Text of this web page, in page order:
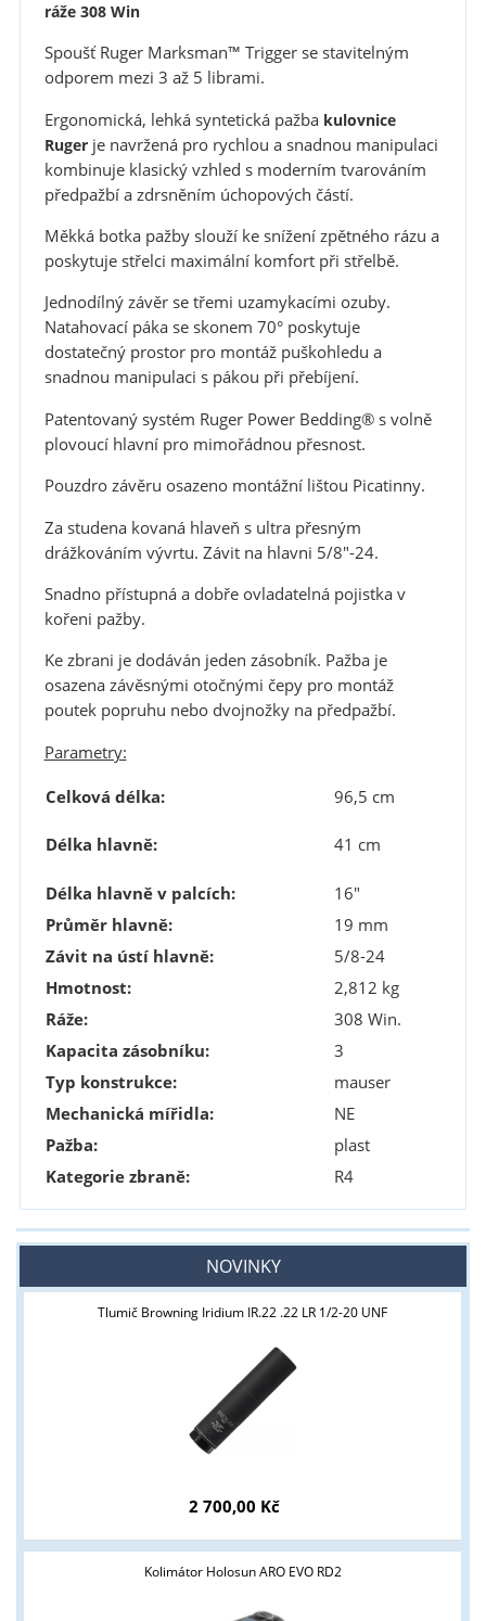
ráže 308 Win
Spoušť Ruger Marksman™ Trigger se stavitelným
odporem mezi 3 až 5 librami.
Ergonomická, lehká syntetická pažbakulovnice
Rugerje navržená pro rychlou a snadnou manipulaci
kombinuje klasický vzhled s moderním tvarováním
předpažbí a zdrsněním úchopových částí.
Měkká botka pažby slouží ke snížení zpětného rázu a
poskytuje střelci maximální komfort při střelbě.
Jednodílný závěr se třemi uzamykacími ozuby.
Natahovací páka se skonem 70° poskytuje
dostatečný prostor pro montáž puškohledu a
snadnou manipulaci s pákou při přebíjení.
Patentovaný systém Ruger Power Bedding® s volně
plovoucí hlavní pro mimořádnou přesnost.
Pouzdro závěru osazeno montážní lištou Picatinny.
Za studena kovaná hlaveň s ultra přesným
drážkováním vývrtu. Závit na hlavni 5/8"-24.
Snadno přístupná a dobře ovladatelná pojistka v
kořeni pažby.
Ke zbrani je dodáván jeden zásobník. Pažba je
osazena závěsnými otočnými čepy pro montáž
poutek popruhu nebo dvojnožky na předpažbí.
Parametry:
Celková délka:
96,5 cm
Délka hlavně: 41 cm
Délka hlavně v palcích:
16"
Průměr hlavně:
19 mm
Závit na ústí hlavně:
5/8-24
Hmotnost:
2,812 kg
Ráže:
308 Win.
Kapacita zásobníku:
3
Typ konstrukce:
mauser
Mechanická mířidla:
NE
Pažba:
plast
Kategorie zbraně:
R4
NOVINKY
Tlumič Browning Iridium IR.22 .22 LR 1/2-20 UNF
2 700,00 Kč
Kolimátor Holosun ARO EVO RD2